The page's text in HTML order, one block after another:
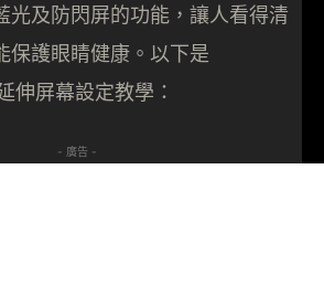
光及防閃屏的功能，讓人看得清
保護眼睛健康。以下是
屏幕設定教學：
- 廣告 -